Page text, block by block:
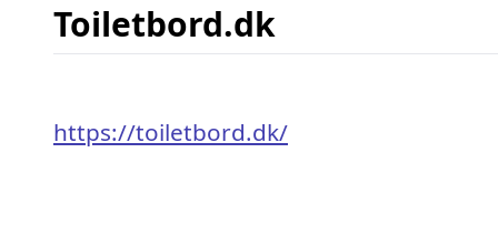
Toiletbord.dk
https://toiletbord.dk/